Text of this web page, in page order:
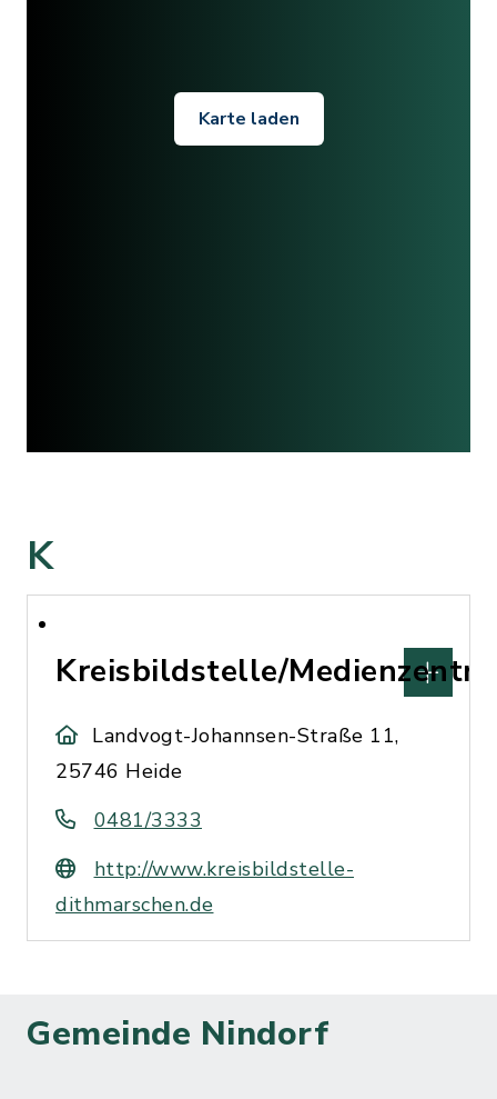
Karte laden
K
Kreisbildstelle/
Landvogt-Johannsen-Straße 11,
25746 Heide
0481/3333
http://www.kreisbildstelle-
dithmarschen.de
Gemeinde Nindorf